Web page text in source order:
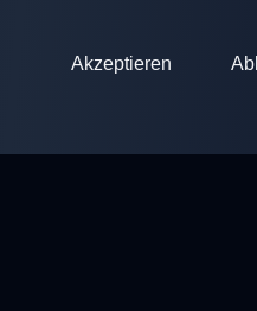
Akzeptieren